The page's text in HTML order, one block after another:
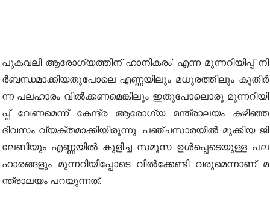
പു​ക​വ​ലി ആ​രോ​ഗ്യ​ത്തി​ന് ഹാ​നി​ക​രം’ എ​ന്ന മു​ന്ന​റി​യി​പ്പ് നി​
ർ​ബ​ന്ധ​മാ​ക്കി​യ​തു​പോ​ലെ എ​ണ്ണ​യി​ലും മ​ധു​ര​ത്തി​ലും കു​തി​ർ​
ന്ന പ​ല​ഹാ​രം വി​ൽ​ക്ക​ണ​മെ​ങ്കി​ലും ഇ​തു​പോ​ലൊ​രു മു​ന്ന​റി​യി​
പ്പ് വേ​ണ​മെ​ന്ന് കേ​ന്ദ്ര ആ​​രോ​ഗ്യ മ​ന്ത്രാ​ല​യം കഴിഞ്ഞ
ദിവസം വ്യക്തമാക്കിയിരുന്നു. പ​ഞ്ച​സാ​ര​യി​ൽ മു​ക്കി​യ ജി​
ലേ​ബി​യും എ​ണ്ണ​യി​ൽ കു​ളിച്ച സമൂസ ഉ​ൾ​പ്പെ​ടെ​യു​ള്ള പ​ല​
ഹാ​ര​ങ്ങ​ളും മു​ന്ന​റി​യി​​പ്പോ​ടെ വി​ൽ​ക്കേ​ണ്ടി വ​രു​മെ​ന്നാ​ണ് മ​
ന്ത്രാ​ല​യം പ​റ​യു​ന്ന​ത്.